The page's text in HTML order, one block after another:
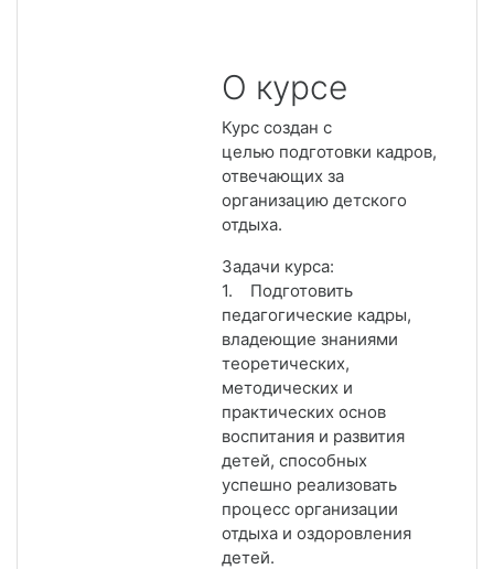
О курсе
Курс создан с
целью подготовки кадров,
отвечающих за
организацию детского
отдыха.
Задачи курса:
1. Подготовить
педагогические кадры,
владеющие знаниями
теоретических,
методических и
практических основ
воспитания и развития
детей, способных
успешно реализовать
процесс организации
отдыха и оздоровления
детей.